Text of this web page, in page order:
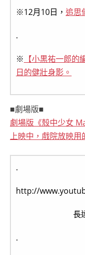
※12月10日， 追思
.
※ 【小黒祐一郎的
日的健壯身影。
■劇場版■
劇場版《殼中少女
上映中，戲院放映用
.
http://
長
.